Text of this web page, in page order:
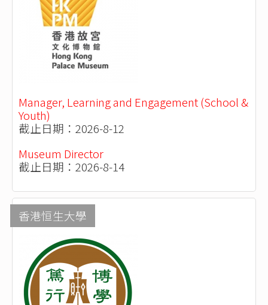
Manager, Learning and Engagement (School &
Youth)
截止日期：2026-8-12
Museum Director
截止日期：2026-8-14
香港恒生大學